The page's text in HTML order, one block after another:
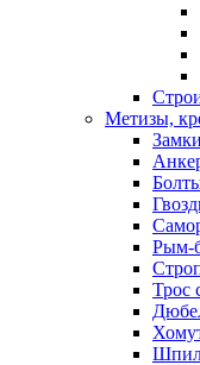
Метизы,
Замки
Рым-
Трос